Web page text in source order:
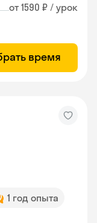
от 1590 ₽ / урок
время
1 год опыта